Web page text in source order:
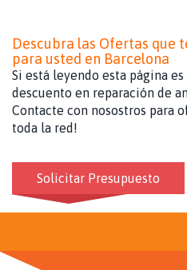
Descubra las Ofertas que
para usted en Barcelona
Si está leyendo esta página
descuento en reparación de
Contacte con nosostros para
toda la red!
Solicitar Presupuesto